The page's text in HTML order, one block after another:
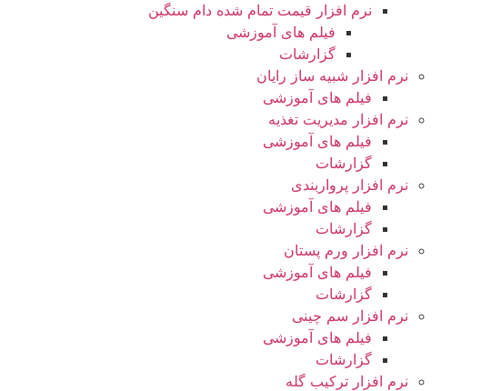
نرم افزار قیمت تمام شده دام سنگین
فیلم های آموزشی
گزارشات
نرم افزار شبیه ساز رایان
فیلم های آموزشی
نرم افزار مدیریت تغذیه
فیلم های آموزشی
گزارشات
نرم افزار پرواربندی
فیلم های آموزشی
گزارشات
نرم افزار ورم پستان
فیلم های آموزشی
گزارشات
نرم افزار سم چینی
فیلم های آموزشی
گزارشات
نرم افزار ترکیب گله